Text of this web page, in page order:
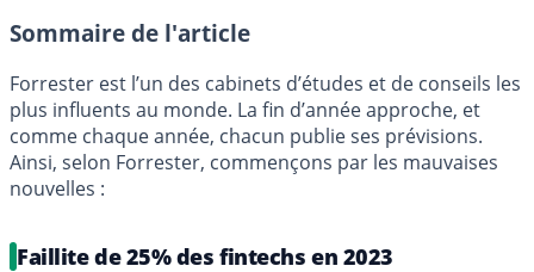
Sommaire de l'article
Forrester est l’un des cabinets d’études et de conseils les
plus influents au monde. La fin d’année approche, et
comme chaque année, chacun publie ses prévisions.
Ainsi, selon Forrester, commençons par les mauvaises
nouvelles :
Faillite de 25% des fintechs en 2023